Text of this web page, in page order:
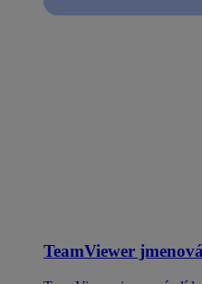
TeamViewer